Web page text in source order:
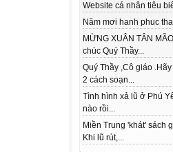
Website cá nhân tiêu
Năm mơi hanh phuc
MỪNG XUÂN TÂN
chúc Quý Thầy...
Quý Thầy ,Cô giáo
2 cách soạn...
Tình hình xả lũ ở Phú
nào rồi...
Miền Trung 'khát' sách
Khi lũ rút,...